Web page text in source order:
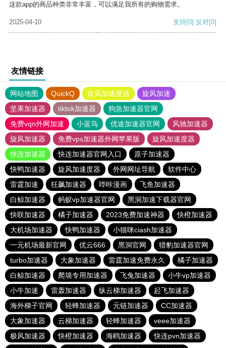
这款app的商品种类非常丰富，可以满足我所有的购物需求。
2025-04-10 支持[0] 反对[0]
友情链接
网站地图 QuickQ 旋风加速度器
旋风加速
坚果加速器
tiktok加速器
狗急加速器官网
免费vqn外网加速
小蓝鸟 优途加速器官网
风驰加速器
旋风加速器
免费vps加速器外网苹果版
旋风加速度器
快连加速器
快连加速器官网入口
原子加速器
快鸭加速器
旋风加速度器 外网网址导航
软件中心
雷霆加速
狂飙加速器 哔咔漫画
飞鱼加速器
白鲸加速器
蚂蚁vp加速器官网
黑洞加速下载器官网
快联加速器
橘子加速器 2023免费加速神器
快橙加速器
大机场加速器
快鸭加速器
小猫咪ciash加速器
一元机场最新官网
优云666 黑洞官网
猎豹加速器官网
turbo加速器
大象加速器 雷霆加速免费永久
橘子加速器
白鲸加速器
爬墙专用加速器 飞兔加速器
小牛vp加速器
小牛加速
雷轰加速器 纵云梯加速器
起飞加速器
海外梯子官网
轻蜂加速器 元链加速器
CC加速器
大象加速器
云梯加速器 轻蜂加速器
veee加速器
极风加速器
快橙加速器 海鸥加速器
快连pvn加速器